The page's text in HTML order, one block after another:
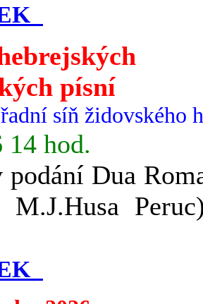
písní
síň židovského
14 hod.
podání Dua
M.J.Husa